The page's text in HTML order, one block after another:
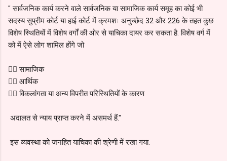
" सार्वजनिक कार्य करने वाले सार्वजनिक या सामाजिक कार्य समूह का कोई भी
सदस्य सुप्रीम कोर्ट या हाई कोर्ट में क्रमशः अनुच्छेद 32 और 226 के तहत कुछ
विशेष स्थितियों में विशेष वर्गों की ओर से याचिका दायर कर सकता है. विशेष वर्ग में
को में ऐसे लोग शामिल होंगे जो
👉🏻 सामाजिक
👉🏻 आर्थिक
👉🏻 विकलांगता या अन्य विपरीत परिस्थितियों के कारण
अदालत से न्याय प्राप्त करने में असमर्थ हैं."
इस व्यवस्था को जनहित याचिका की श्रेणी में रखा गया.